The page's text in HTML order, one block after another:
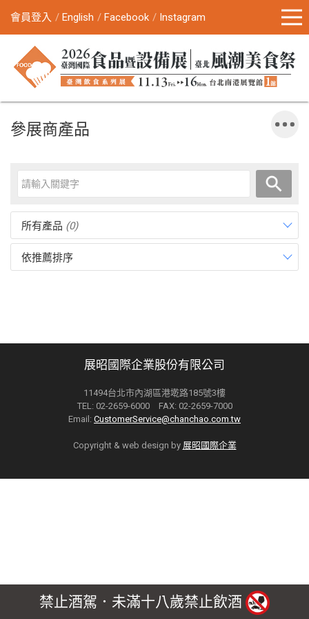
會員登入 English Facebook Instagram
參展商產品
所有產品 (0)
依推薦排序
展昭國際企業股份有限公司
11494台北市內湖區港墘路185號3樓
TEL: 02-2659-6000 FAX: 02-2659-7000
Email: CustomerService@chanchao.com.tw
Copyright & web design by 展昭國際企業
禁止酒駕．未滿十八歲禁止飲酒